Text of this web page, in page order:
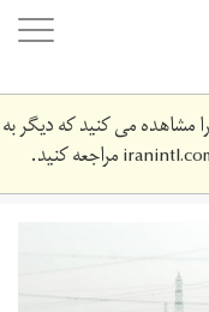
مشاهده می کنید که دیگر به
مراجعه کنید.